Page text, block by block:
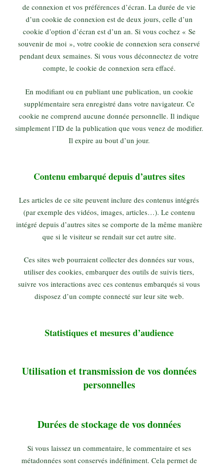
de connexion et vos préférences d’écran. La durée de vie
d’un cookie de connexion est de deux jours, celle d’un
cookie d’option d’écran est d’un an. Si vous cochez « Se
souvenir de moi », votre cookie de connexion sera conservé
pendant deux semaines. Si vous vous déconnectez de votre
compte, le cookie de connexion sera effacé.
En modifiant ou en publiant une publication, un cookie
supplémentaire sera enregistré dans votre navigateur. Ce
cookie ne comprend aucune donnée personnelle. Il indique
simplement l’ID de la publication que vous venez de modifier.
Il expire au bout d’un jour.
Contenu embarqué depuis d’autres sites
Les articles de ce site peuvent inclure des contenus intégrés
(par exemple des vidéos, images, articles…). Le contenu
intégré depuis d’autres sites se comporte de la même manière
que si le visiteur se rendait sur cet autre site.
Ces sites web pourraient collecter des données sur vous,
utiliser des cookies, embarquer des outils de suivis tiers,
suivre vos interactions avec ces contenus embarqués si vous
disposez d’un compte connecté sur leur site web.
Statistiques et mesures d’audience
Utilisation et transmission de vos données
personnelles
Durées de stockage de vos données
Si vous laissez un commentaire, le commentaire et ses
métadonnées sont conservés indéfiniment. Cela permet de